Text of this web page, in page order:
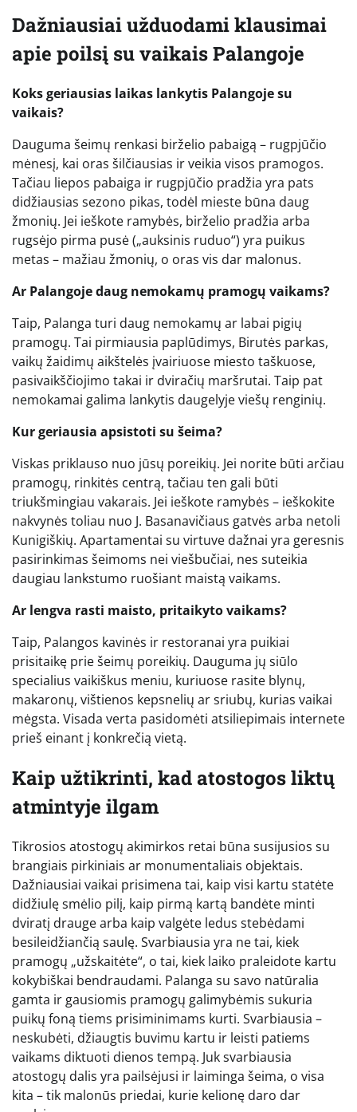
Dažniausiai užduodami klausimai
apie poilsį su vaikais Palangoje
Koks geriausias laikas lankytis Palangoje su
vaikais?
Dauguma šeimų renkasi birželio pabaigą – rugpjūčio
mėnesį, kai oras šilčiausias ir veikia visos pramogos.
Tačiau liepos pabaiga ir rugpjūčio pradžia yra pats
didžiausias sezono pikas, todėl mieste būna daug
žmonių. Jei ieškote ramybės, birželio pradžia arba
rugsėjo pirma pusė („auksinis ruduo“) yra puikus
metas – mažiau žmonių, o oras vis dar malonus.
Ar Palangoje daug nemokamų pramogų vaikams?
Taip, Palanga turi daug nemokamų ar labai pigių
pramogų. Tai pirmiausia paplūdimys, Birutės parkas,
vaikų žaidimų aikštelės įvairiuose miesto taškuose,
pasivaikščiojimo takai ir dviračių maršrutai. Taip pat
nemokamai galima lankytis daugelyje viešų renginių.
Kur geriausia apsistoti su šeima?
Viskas priklauso nuo jūsų poreikių. Jei norite būti arčiau
pramogų, rinkitės centrą, tačiau ten gali būti
triukšmingiau vakarais. Jei ieškote ramybės – ieškokite
nakvynės toliau nuo J. Basanavičiaus gatvės arba netoli
Kunigiškių. Apartamentai su virtuve dažnai yra geresnis
pasirinkimas šeimoms nei viešbučiai, nes suteikia
daugiau lankstumo ruošiant maistą vaikams.
Ar lengva rasti maisto, pritaikyto vaikams?
Taip, Palangos kavinės ir restoranai yra puikiai
prisitaikę prie šeimų poreikių. Dauguma jų siūlo
specialius vaikiškus meniu, kuriuose rasite blynų,
makaronų, vištienos kepsnelių ar sriubų, kurias vaikai
mėgsta. Visada verta pasidomėti atsiliepimais internete
prieš einant į konkrečią vietą.
Kaip užtikrinti, kad atostogos liktų
atmintyje ilgam
Tikrosios atostogų akimirkos retai būna susijusios su
brangiais pirkiniais ar monumentaliais objektais.
Dažniausiai vaikai prisimena tai, kaip visi kartu statėte
didžiulę smėlio pilį, kaip pirmą kartą bandėte minti
dviratį drauge arba kaip valgėte ledus stebėdami
besileidžiančią saulę. Svarbiausia yra ne tai, kiek
pramogų „užskaitėte“, o tai, kiek laiko praleidote kartu
kokybiškai bendraudami. Palanga su savo natūralia
gamta ir gausiomis pramogų galimybėmis sukuria
puikų foną tiems prisiminimams kurti. Svarbiausia –
neskubėti, džiaugtis buvimu kartu ir leisti patiems
vaikams diktuoti dienos tempą. Juk svarbiausia
atostogų dalis yra pailsėjusi ir laiminga šeima, o visa
kita – tik malonūs priedai, kurie kelionę daro dar